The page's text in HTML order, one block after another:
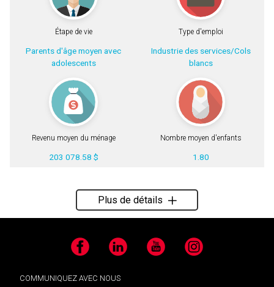
Étape de vie
Parents d'âge moyen avec
adolescents
Type d'emploi
Industrie des services/Cols
blancs
Revenu moyen du ménage
203 078.58 $
Nombre moyen d'enfants
1.80
Plus de détails
Facebook LinkedIn YouTube Instagram
COMMUNIQUEZ AVEC NOUS